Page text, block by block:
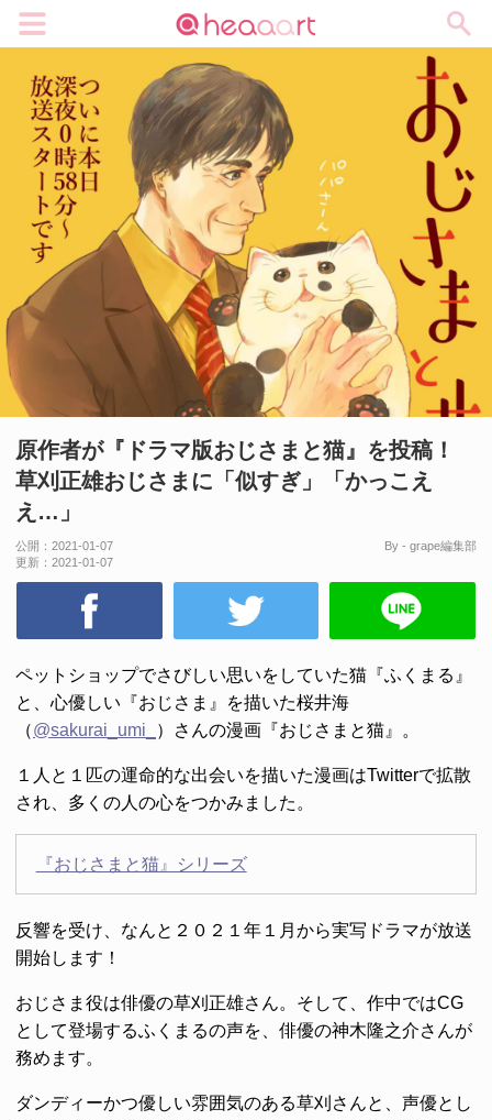
原作者が『ドラマ版おじさまと猫』を投稿！
草刈正雄おじさまに「似すぎ」「かっこえ
え…」
公開： 2021-01-07
更新： 2021-01-07
By - grape編集部
ペットショップでさびしい思いをしていた猫『ふくまる』
と、心優しい『おじさま』を描いた桜井海
（@sakurai_umi_ ）さんの漫画『おじさまと猫』。
１人と１匹の運命的な出会いを描いた漫画はTwitterで拡散
され、多くの人の心をつかみました。
『おじさまと猫』シリーズ
反響を受け、なんと２０２１年１月から実写ドラマが放送
開始します！
おじさま役は俳優の草刈正雄さん。そして、作中ではCG
として登場するふくまるの声を、俳優の神木隆之介さんが
務めます。
ダンディーかつ優しい雰囲気のある草刈さんと、声優とし